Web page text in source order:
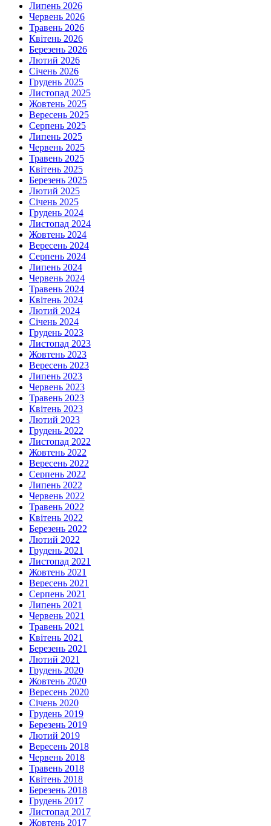
Липень 2026
Червень 2026
Травень 2026
Квітень 2026
Березень 2026
Лютий 2026
Січень 2026
Грудень 2025
Листопад 2025
Жовтень 2025
Вересень 2025
Серпень 2025
Липень 2025
Червень 2025
Травень 2025
Квітень 2025
Березень 2025
Лютий 2025
Січень 2025
Грудень 2024
Листопад 2024
Жовтень 2024
Вересень 2024
Серпень 2024
Липень 2024
Червень 2024
Травень 2024
Квітень 2024
Лютий 2024
Січень 2024
Грудень 2023
Листопад 2023
Жовтень 2023
Вересень 2023
Липень 2023
Червень 2023
Травень 2023
Квітень 2023
Лютий 2023
Грудень 2022
Листопад 2022
Жовтень 2022
Вересень 2022
Серпень 2022
Липень 2022
Червень 2022
Травень 2022
Квітень 2022
Березень 2022
Лютий 2022
Грудень 2021
Листопад 2021
Жовтень 2021
Вересень 2021
Серпень 2021
Липень 2021
Червень 2021
Травень 2021
Квітень 2021
Березень 2021
Лютий 2021
Грудень 2020
Жовтень 2020
Вересень 2020
Січень 2020
Грудень 2019
Березень 2019
Лютий 2019
Вересень 2018
Червень 2018
Травень 2018
Квітень 2018
Березень 2018
Грудень 2017
Листопад 2017
Жовтень 2017